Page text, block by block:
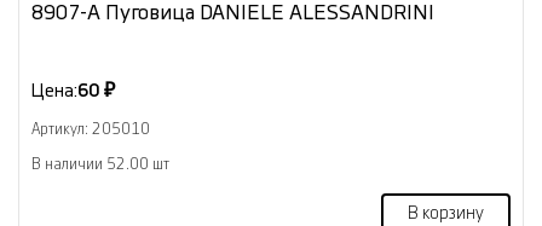
8907-А Пуговица DANIELE ALESSANDRINI
Цена:60 ₽
Артикул: 205010
В наличии 52.00 шт
В корзину